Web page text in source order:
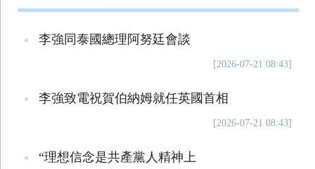
李強同泰國總理阿努廷會談
[2026-07-21 08:43]
李強致電祝賀伯納姆就任英國首相
[2026-07-21 08:43]
“理想信念是共產黨人精神上